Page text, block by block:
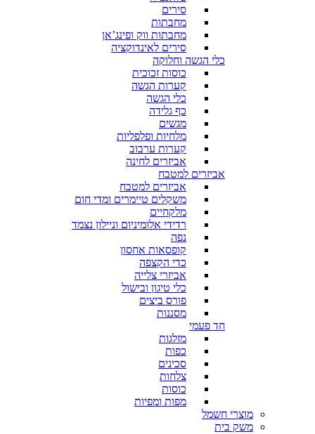
סירים
מחבתות
מחבתות ווק ופינג’אן
סירים לאינדוקציה
כלי הגשה וחלוקה
כוסות זכוכית
קערות הגשה
כלי הגשה
כף גלידה
מגשים
מלחיות ופלפליות
קערות ערבוב
אביזרים לחינה
אביזרים למטבח
אביזרים למטבח
משקלים טיימרים ומדי חום
מלקחיים
רדידי אלומיניום וניילון נצמד
נפה
קופסאות אחסון
כדי הקצפה
אביזרי צלייה
כלי טיגון ובישול
פורס ביצים
מסננות
חד פעמי
מזלגות
כפות
סכינים
צלחות
כוסות
מפות ומפיות
מוצרי חשמל
משק בית